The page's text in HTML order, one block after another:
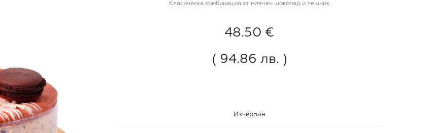
Класическа комбинация от млечен шоколад и лешник
48.50 €
( 94.86 лв. )
Изчерпан